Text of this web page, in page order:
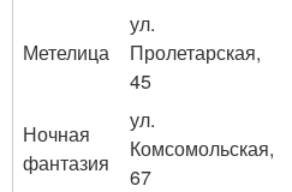
Метелица
ул.
Пролетарская,
45
Ночная
фантазия
ул.
Комсомольская,
67